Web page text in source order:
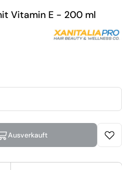
Vitamin E - 200 ml
Duschöl Mit Vitamin E
Duschöl Mit
Ausverkauft